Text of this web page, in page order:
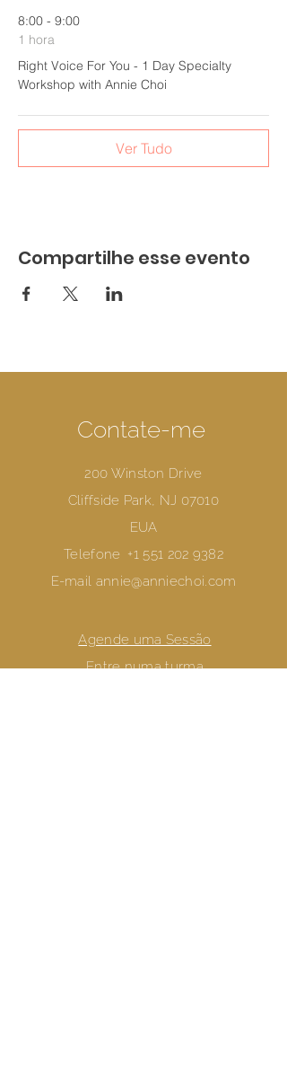
8:00 - 9:00
1 hora
Right Voice For You - 1 Day Specialty
Workshop with Annie Choi
Ver Tudo
Compartilhe esse evento
Contate-me
200 Winston Drive
Cliffside Park, NJ 07010
EUA
Telefone +1 551 202 9382
E-mail annie@anniechoi.com
Agende uma Sessão
Entre numa turma